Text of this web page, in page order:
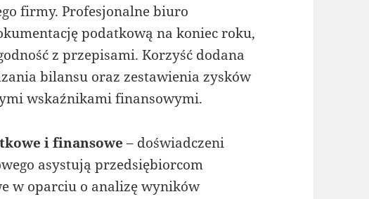
firmy. Profesjonalne biuro
podatkową na koniec roku,
z przepisami. Korzyść dodana
bilansu oraz zestawienia zysków
wskaźnikami finansowymi.
i finansowe – doświadczeni
asystują przedsiębiorcom
w oparciu o analizę wyników